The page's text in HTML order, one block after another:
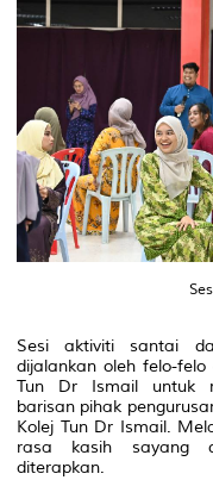
Sesi aktiviti santai
dijalankan oleh felo-
Tun Dr Ismail untuk
barisan pihak
Kolej Tun Dr Ismail.
rasa kasih sayang
diterapkan.